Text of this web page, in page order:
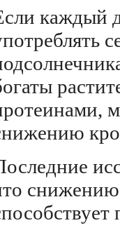
каждый
снижению